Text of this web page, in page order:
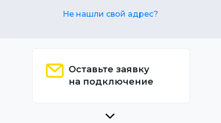
Не нашли свой адрес?
Оставьте заявку
на подключение